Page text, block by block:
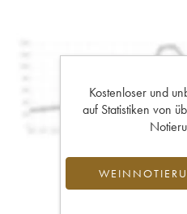
Kostenloser und
auf Statistiken von